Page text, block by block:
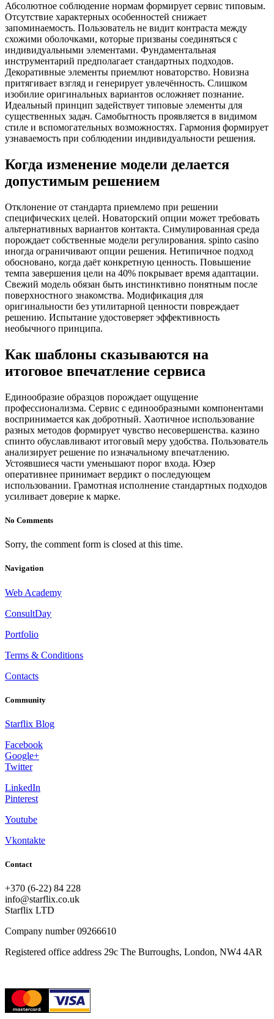
Абсолютное соблюдение нормам формирует сервис типовым.
Отсутствие характерных особенностей снижает
запоминаемость. Пользователь не видит контраста между
схожими оболочками, которые призваны соединяться с
индивидуальными элементами. Фундаментальная
инструментарий предполагает стандартных подходов.
Декоративные элементы приемлют новаторство. Новизна
притягивает взгляд и генерирует увлечённость. Слишком
изобилие оригинальных вариантов осложняет познание.
Идеальный принцип задействует типовые элементы для
существенных задач. Самобытность проявляется в видимом
стиле и вспомогательных возможностях. Гармония формирует
узнаваемость при соблюдении индивидуальности решения.
Когда изменение модели делается
допустимым решением
Отклонение от стандарта приемлемо при решении
специфических целей. Новаторский опции может требовать
альтернативных вариантов контакта. Симулированная среда
порождает собственные модели регулирования. spinto casino
иногда ограничивают опции решения. Нетипичное подход
обосновано, когда даёт конкретную ценность. Повышение
темпа завершения цели на 40% покрывает время адаптации.
Свежий модель обязан быть инстинктивно понятным после
поверхностного знакомства. Модификация для
оригинальности без утилитарной ценности повреждает
решению. Испытание удостоверяет эффективность
необычного принципа.
Как шаблоны сказываются на
итоговое впечатление сервиса
Единообразие образцов порождает ощущение
профессионализма. Сервис с единообразными компонентами
воспринимается как добротный. Хаотичное использование
разных методов формирует чувство несовершенства. казино
спинто обуславливают итоговый меру удобства. Пользователь
анализирует решение по изначальному впечатлению.
Устоявшиеся части уменьшают порог входа. Юзер
оперативнее принимает вердикт о последующем
использовании. Грамотная исполнение стандартных подходов
усиливает доверие к марке.
No Comments
Sorry, the comment form is closed at this time.
Navigation
Web Academy
ConsultDay
Portfolio
Terms & Conditions
Contacts
Community
Starflix Blog
Facebook
Google+
Twitter
LinkedIn
Pinterest
Youtube
Vkontakte
Contact
+370 (6-22) 84 228
info@starflix.co.uk
Starflix LTD
Company number 09266610
Registered office address 29c The Burroughs, London, NW4 4AR